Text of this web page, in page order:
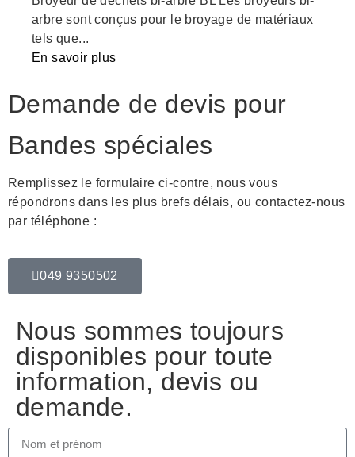
arbre sont conçus pour le broyage de matériaux
tels que...
En savoir plus
Demande de devis pour
Bandes spéciales
Remplissez le formulaire ci-contre, nous vous
répondrons dans les plus brefs délais, ou contactez-nous
par téléphone :
049 9350502
Nous sommes toujours
disponibles pour toute
information, devis ou
demande.